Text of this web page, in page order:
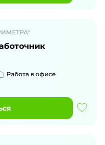
Работа в офисе